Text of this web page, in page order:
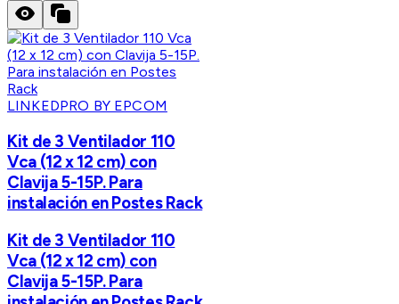
LINKEDPRO BY EPCOM
Kit de 3 Ventilador 110
Vca (12 x 12 cm) con
Clavija 5-15P. Para
instalación en Postes Rack
Kit de 3 Ventilador 110
Vca (12 x 12 cm) con
Clavija 5-15P. Para